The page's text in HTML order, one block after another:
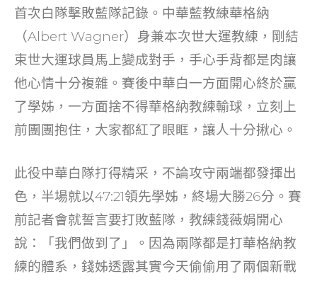
o
k
首次白隊擊敗藍隊記錄。中華藍教練華格納
（Albert Wagner）身兼本次世大運教練，剛結
束世大運球員馬上變成對手，手心手背都是肉讓
他心情十分複雜。賽後中華白一方面開心終於贏
了學姊，一方面捨不得華格納教練輸球，立刻上
前團團抱住，大家都紅了眼眶，讓人十分揪心。
此役中華白隊打得精采，不論攻守兩端都發揮出
色，半場就以47:21領先學姊，終場大勝26分。賽
前記者會就誓言要打敗藍隊，教練錢薇娟開心
說：「我們做到了」。因為兩隊都是打華格納教
練的體系，錢姊透露其實今天偷偷用了兩個新戰